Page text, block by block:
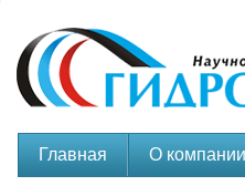
Главная О компании